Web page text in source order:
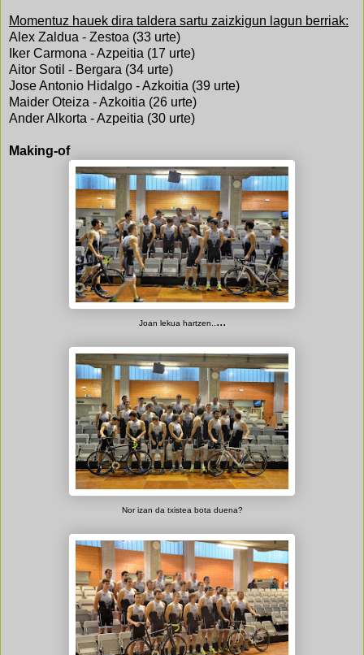
Momentuz hauek dira taldera sartu zaizkigun lagun berriak:
Alex Zaldua - Zestoa (33 urte)
Iker Carmona - Azpeitia (17 urte)
Aitor Sotil - Bergara (34 urte)
Jose Antonio Hidalgo - Azkoitia (39 urte)
Maider Oteiza - Azkoitia (26 urte)
Ander Alkorta - Azpeitia (30 urte)
Making-of
Joan lekua hartzen.. ...
Nor izan da txistea bota duena?